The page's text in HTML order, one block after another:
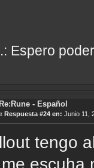
Espero
Re:Rune - Español
Respuesta #24 en: Junio 11,
tengo
escuha